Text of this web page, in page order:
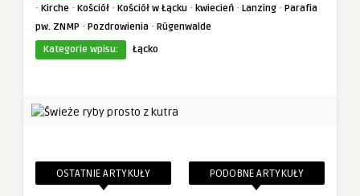
· Kirche · Kościół · Kościół w Łącku · kwiecień · Lanzing · Parafia
pw. ZNMP · Pozdrowienia · Rügenwalde
Kategorie wpisu:
Łącko
OSTATNIE ARTYKUŁY PODOBNE ARTYKUŁY